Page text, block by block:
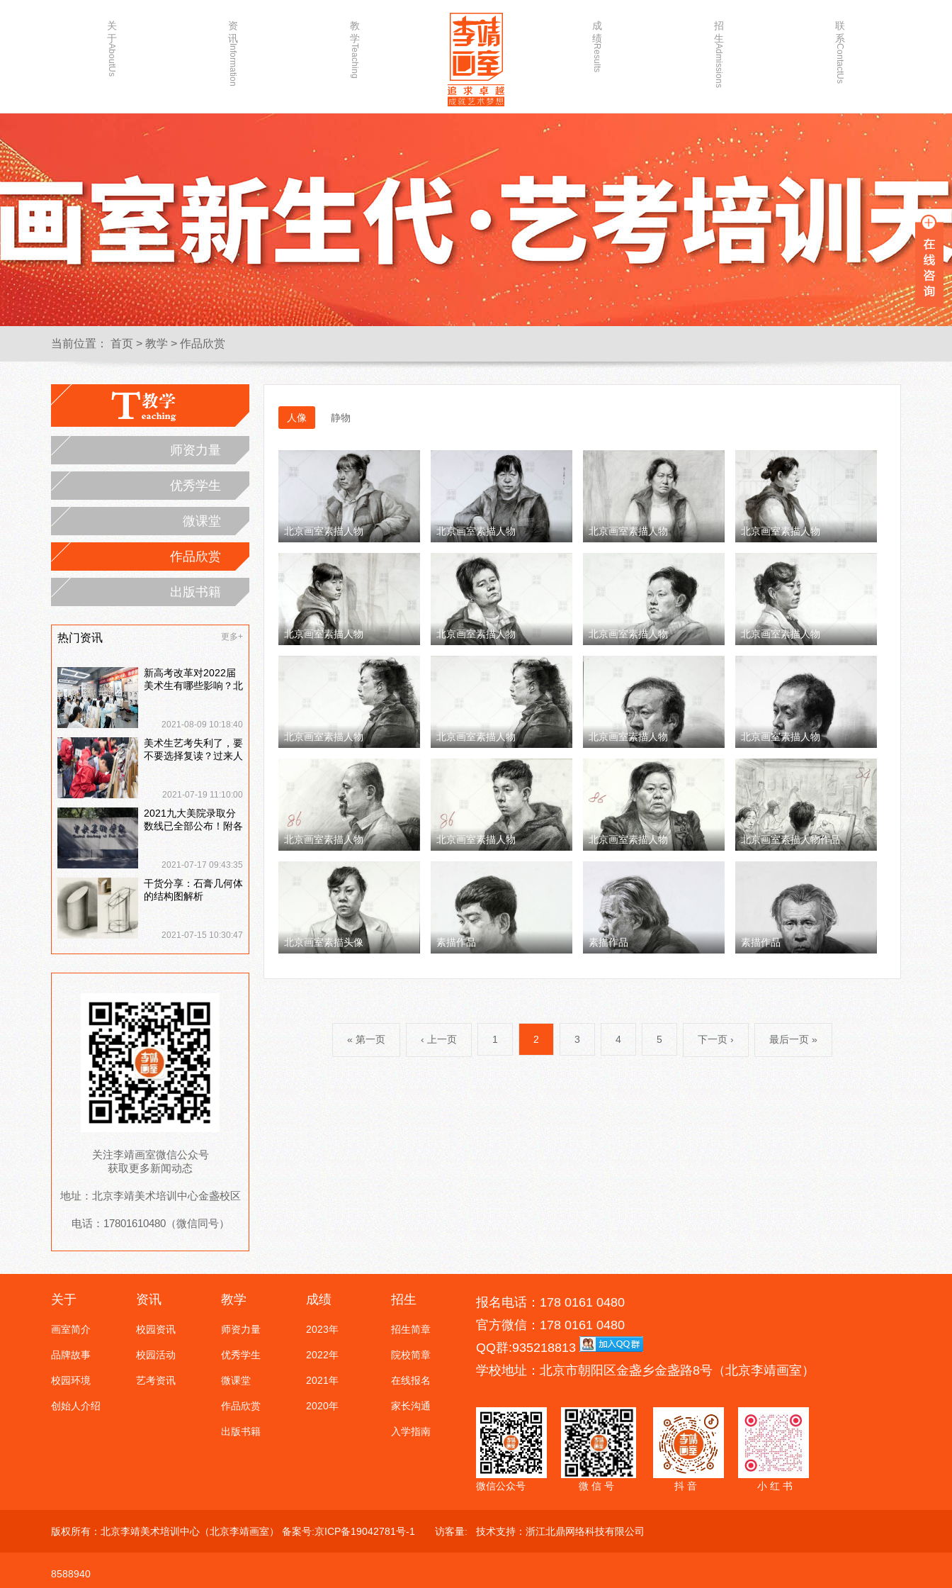
关
于
AboutUs
创始人介绍
资
讯
Information
教
学
Teaching
微课堂
作品欣赏
出版书籍
成
绩
Results
2020年
招
生
Admissions
院校简章
家长沟通
入学指南
联
系
ContactUs
当前位置： 首页 > 教学 > 作品欣赏
师资力量
优秀学生
微课堂
作品欣赏
出版书籍
热门资讯 更多+
新高考改革对2022届
美术生有哪些影响？北
2021-08-09 10:18:40
美术生艺考失利了，要
不要选择复读？过来人
2021-07-19 11:10:00
2021九大美院录取分
数线已全部公布！附各
2021-07-17 09:43:35
干货分享：石膏几何体
的结构图解析
2021-07-15 10:30:47
关注李靖画室微信公众号
获取更多新闻动态
地址：北京李靖美术培训中心金盏校区
电话：17801610480（微信同号）
人像 静物
北京画室素描人物 北京画室素描人物 北京画室素描人物 北京画室素描人物
北京画室素描人物 北京画室素描人物 北京画室素描人物 北京画室素描人物
北京画室素描人物 北京画室素描人物 北京画室素描人物 北京画室素描人物
北京画室素描人物 北京画室素描人物 北京画室素描人物 北京画室素描人物作品
北京画室素描头像 素描作品 素描作品 素描作品
« 第一页 ‹ 上一页 1 2 3 4 5 下一页 › 最后一页 »
关于
画室简介
品牌故事
校园环境
创始人介绍
资讯
校园资讯
校园活动
艺考资讯
教学
师资力量
优秀学生
微课堂
作品欣赏
出版书籍
成绩
2023年
2022年
2021年
2020年
招生
招生简章
院校简章
在线报名
家长沟通
入学指南
报名电话：178 0161 0480
官方微信：178 0161 0480
QQ群:935218813
学校地址：北京市朝阳区金盏乡金盏路8号（北京李靖画室）
微信公众号 微 信 号 抖 音 小 红 书
版权所有：北京李靖美术培训中心（北京李靖画室） 备案号:京ICP备19042781号-1 访客量:
8588940
技术支持： 浙江北鼎网络科技有限公司